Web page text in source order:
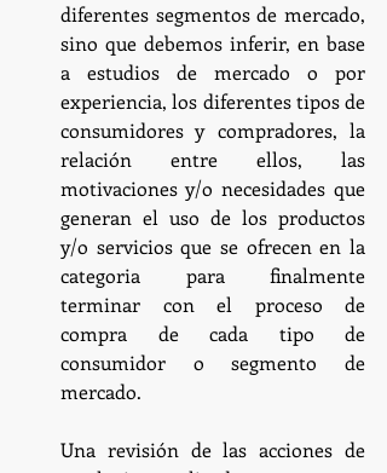
diferentes segmentos de mercado,
sino que debemos inferir, en base
a estudios de mercado o por
experiencia, los diferentes tipos de
consumidores y compradores, la
relación entre ellos, las
motivaciones y/o necesidades que
generan el uso de los productos
y/o servicios que se ofrecen en la
categoria para finalmente
terminar con el proceso de
compra de cada tipo de
consumidor o segmento de
mercado.
Una revisión de las acciones de